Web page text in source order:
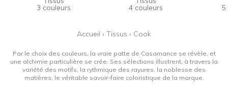
3 couleurs 4 couleurs 5
Accueil › Tissus › Cook
Par le choix des couleurs, la vraie patte de Casamance se révèle, et
une alchimie particulière se crée. Ses sélections illustrent, à travers la
variété des motifs, la rythmique des rayures, la noblesse des
matières, le véritable savoir-faire coloristique de la marque.